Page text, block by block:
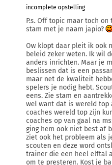
incomplete opstelling
P.s. Off topic maar toch
stam met je naam japio?
Ow klopt daar pleit ik ook
beleid zeker weten. Ik wil
anders inrichten. Maar je
beslissen dat is een
maar net de kwaliteit
spelers je nodig hebt.
eens. Zie stam en
wel want dat is wereld top
coaches wereld top zijn
coaches op van gaal na
ging hem ook niet best af
ziet ook het probleem als
scouten en deze word
trainer die een heel elftal
om te presteren. Kost je